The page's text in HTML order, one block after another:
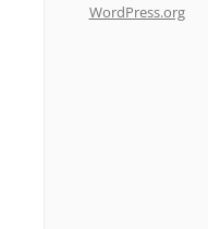
WordPress.org